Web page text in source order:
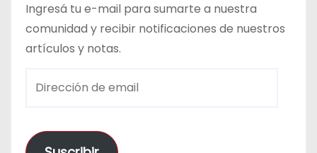
Ingresá tu e-mail para sumarte a nuestra
comunidad y recibir notificaciones de nuestros
artículos y notas.
e